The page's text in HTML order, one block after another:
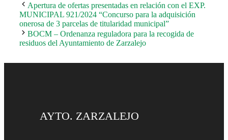
Apertura de ofertas presentadas en relación con el EXP.
MUNICIPAL 921/2024 “Concurso para la adquisición
onerosa de 3 parcelas de titularidad municipal”
BOCM – Ordenanza reguladora para la recogida de
residuos del Ayuntamiento de Zarzalejo
AYTO. ZARZALEJO